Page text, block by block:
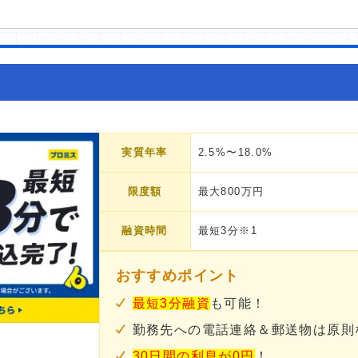
実質年率 2.5%〜18.0%
限度額 最大800万円
融資時間 最短3分※1
おすすめポイント
最短3分融資 も可能！
勤務先への電話連絡＆郵送物は原則